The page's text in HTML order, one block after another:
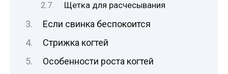
Щетка для расчесывания
Если свинка беспокоится
Стрижка когтей
Особенности роста когтей